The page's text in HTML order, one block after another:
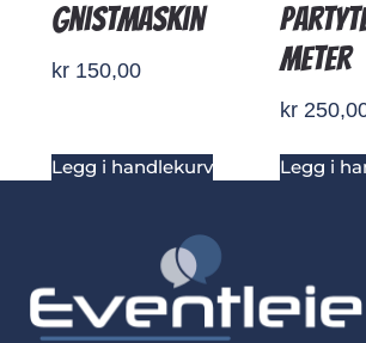
Gnistmaskin
kr150,00
Legg i handlekurv
meter
kr
Legg i